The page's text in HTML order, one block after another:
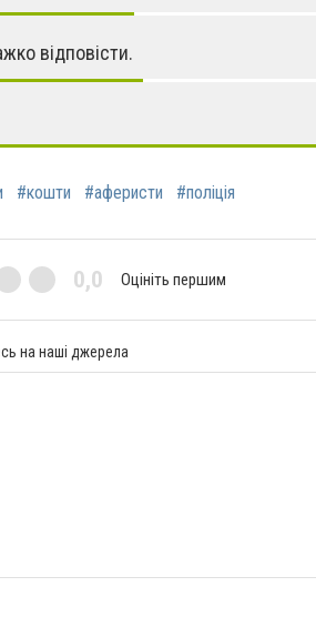
відповісти.
#кошти #аферисти #поліція
0,0 Оцініть першим
на наші джерела